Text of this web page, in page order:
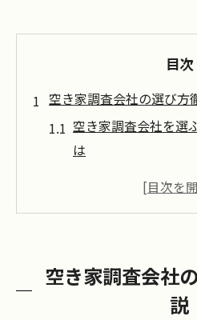
目次
空き家調査会社の選び方
空き家調査会社を選
は
空き家管理サービス
る
空き家の活用提案力
空き家調査会社
説